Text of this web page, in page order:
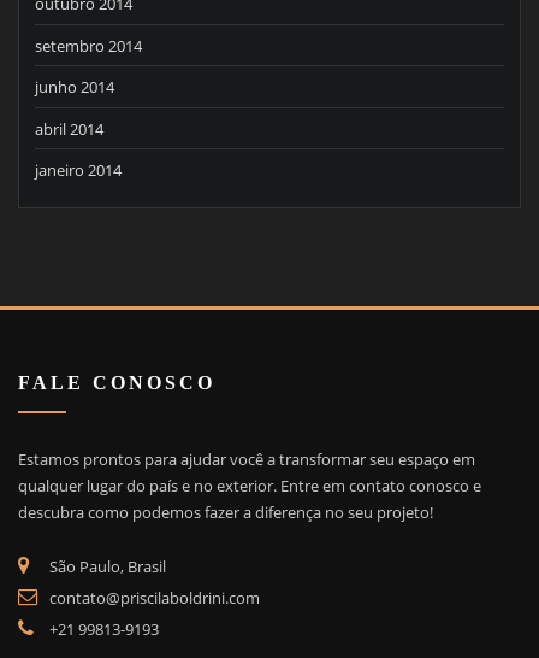
setembro 2014
junho 2014
abril 2014
janeiro 2014
FALE CONOSCO
Estamos prontos para ajudar você a transformar seu espaço em
qualquer lugar do país e no exterior. Entre em contato conosco e
descubra como podemos fazer a diferença no seu projeto!
São Paulo, Brasil
contato@priscilaboldrini.com
+21 99813-9193